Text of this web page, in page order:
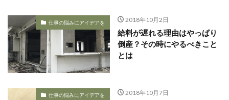
仕事の悩みにアイデアを 2018年10月2日
給料が遅れる理由はやっぱり
倒産？その時にやるべきこと
とは
仕事の悩みにアイデアを 2018年10月7日